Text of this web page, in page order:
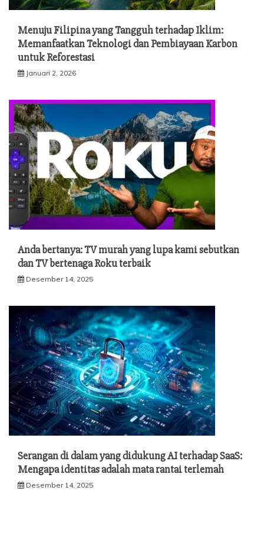
Menuju Filipina yang Tangguh terhadap Iklim:
Memanfaatkan Teknologi dan Pembiayaan Karbon
untuk Reforestasi
Januari 2, 2026
Anda bertanya: TV murah yang lupa kami sebutkan
dan TV bertenaga Roku terbaik
Desember 14, 2025
Serangan di dalam yang didukung AI terhadap SaaS:
Mengapa identitas adalah mata rantai terlemah
Desember 14, 2025